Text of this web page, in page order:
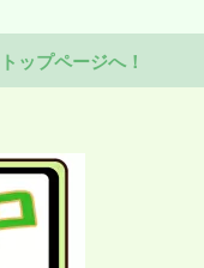
ップページへ！